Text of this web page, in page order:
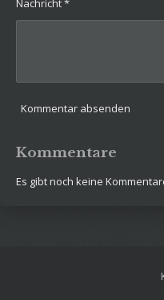
Nachricht *
Kommentar absenden
Kommentare
Es gibt noch keine